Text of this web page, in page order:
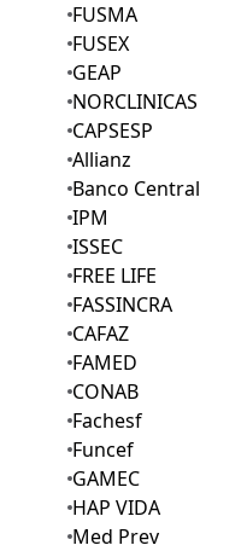
FUSMA
FUSEX
GEAP
NORCLINICAS
CAPSESP
Allianz
Banco Central
IPM
ISSEC
FREE LIFE
FASSINCRA
CAFAZ
FAMED
CONAB
Fachesf
Funcef
GAMEC
HAP VIDA
Med Prev